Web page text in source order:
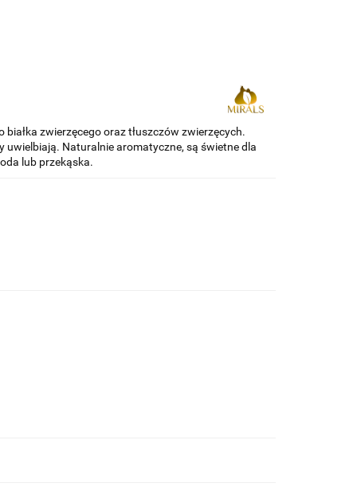
zwierzęcego oraz tłuszczów zwierzęcych.
Naturalnie aromatyczne, są świetne dla
lub przekąska.